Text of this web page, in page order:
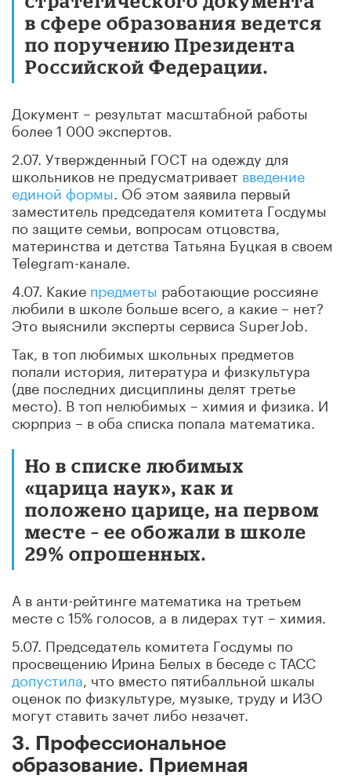
в сфере образования ведется
по поручению Президента
Российской Федерации.
Документ – результат масштабной работы
более 1 000 экспертов.
2.07. Утвержденный ГОСТ на одежду для
школьников не предусматривает введение
единой формы . Об этом заявила первый
заместитель председателя комитета Госдумы
по защите семьи, вопросам отцовства,
материнства и детства Татьяна Буцкая в своем
Telegram-канале.
4.07. Какие предметы работающие россияне
любили в школе больше всего, а какие – нет?
Это выяснили эксперты сервиса SuperJob.
Так, в топ любимых школьных предметов
попали история, литература и физкультура
(две последних дисциплины делят третье
место). В топ нелюбимых – химия и физика. И
сюрприз – в оба списка попала математика.
Но в списке любимых
«царица наук», как и
положено царице, на первом
месте – ее обожали в школе
29% опрошенных.
А в анти-рейтинге математика на третьем
месте с 15% голосов, а в лидерах тут – химия.
5.07. Председатель комитета Госдумы по
просвещению Ирина Белых в беседе с ТАСС
допустила , что вместо пятибалльной шкалы
оценок по физкультуре, музыке, труду и ИЗО
могут ставить зачет либо незачет.
3. Профессиональное
образование. Приемная